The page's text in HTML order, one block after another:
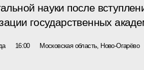
науки после
государственных
16:00 Московская область, Ново-Огарёво